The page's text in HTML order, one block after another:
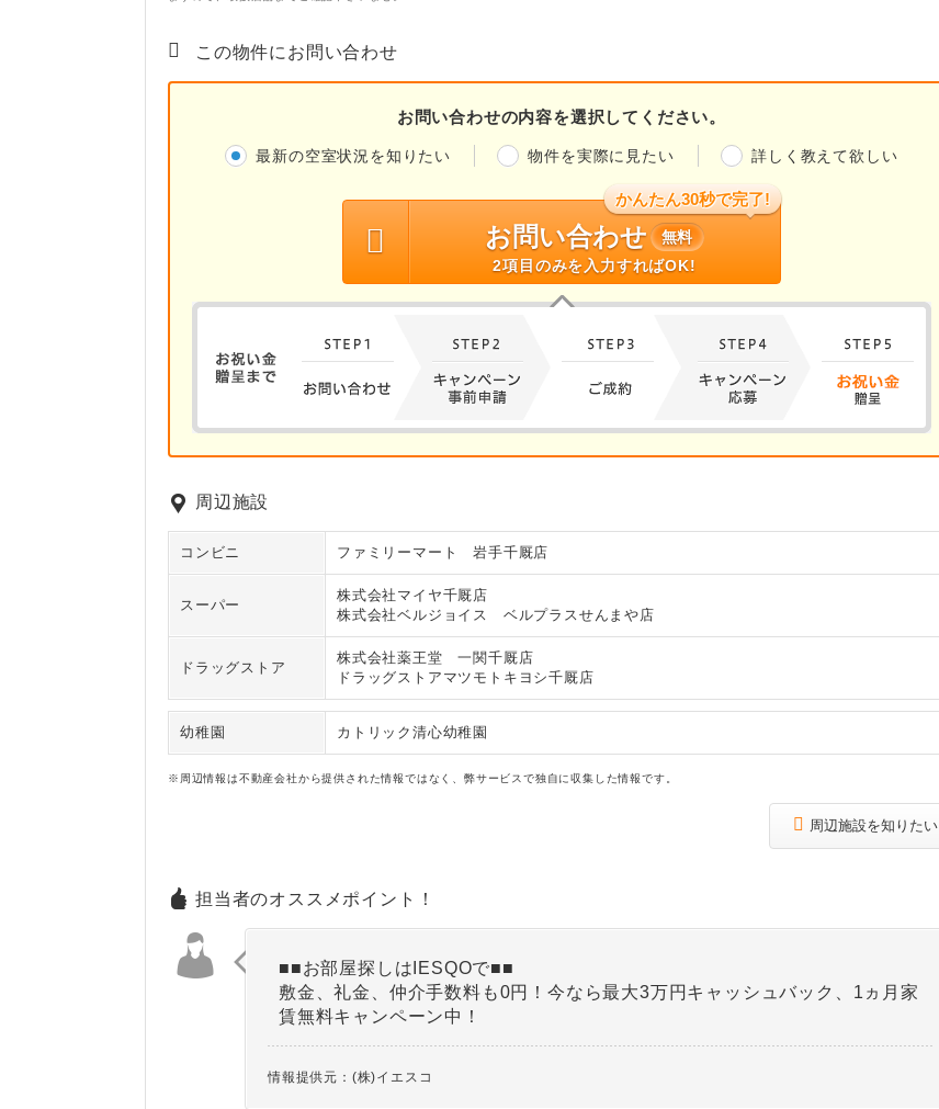
この物件にお問い合わせ
お問い合わせの内容を選択してください。
最新の空室状況を知りたい 物件を実際に見たい 詳しく教えて欲しい
かんたん30秒で完了!
お問い合わせ
無料
2項目のみを入力すればOK!
周辺施設
コンビニ ファミリーマート 岩手千厩店
スーパー
株式会社マイヤ千厩店
株式会社ベルジョイス ベルプラスせんまや店
ドラッグストア
株式会社薬王堂 一関千厩店
ドラッグストアマツモトキヨシ千厩店
幼稚園 カトリック清心幼稚園
※周辺情報は不動産会社から提供された情報ではなく、弊サービスで独自に収集した情報です。
周辺施設を知りたい
担当者のオススメポイント！
■■お部屋探しはIESQOで■■
敷金、礼金、仲介手数料も0円！今なら最大3万円キャッシュバック、1ヵ月家
賃無料キャンペーン中！
情報提供元：(株)イエスコ